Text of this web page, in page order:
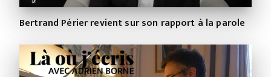
Bertrand Périer revient sur son rapport à la parole